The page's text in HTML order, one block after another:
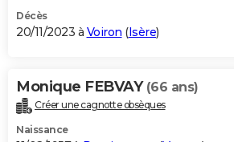
Décès
20/11/2023 à Voiron (Isère)
Monique FEBVAY (66 ans)
Créer une cagnotte obsèques
Naissance